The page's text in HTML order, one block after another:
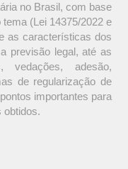
no Brasil, com base
(Lei 14375/2022 e
as características dos
previsão legal, até as
vedações, adesão,
de regularização de
importantes para
obtidos.